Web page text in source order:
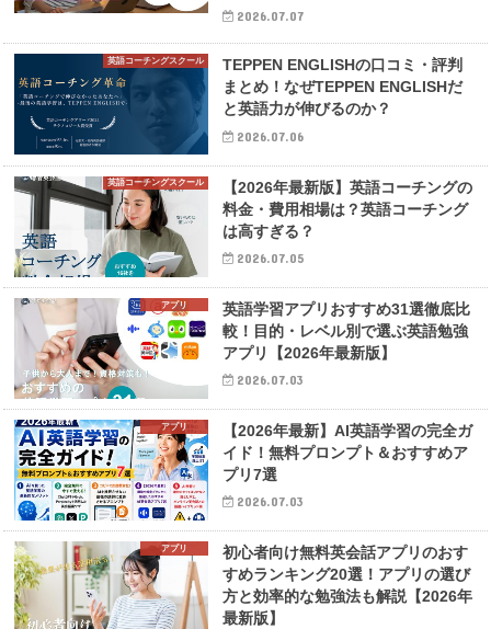
2026.07.07
英語コーチングスクール
TEPPEN ENGLISHの口コミ・評判
まとめ！なぜTEPPEN ENGLISHだ
と英語力が伸びるのか？
2026.07.06
英語コーチングスクール
【2026年最新版】英語コーチングの
料金・費用相場は？英語コーチング
は高すぎる？
2026.07.05
アプリ
英語学習アプリおすすめ31選徹底比
較！目的・レベル別で選ぶ英語勉強
アプリ【2026年最新版】
2026.07.03
アプリ
【2026年最新】AI英語学習の完全ガ
イド！無料プロンプト＆おすすめア
プリ7選
2026.07.03
アプリ
初心者向け無料英会話アプリのおす
すめランキング20選！アプリの選び
方と効率的な勉強法も解説【2026年
最新版】